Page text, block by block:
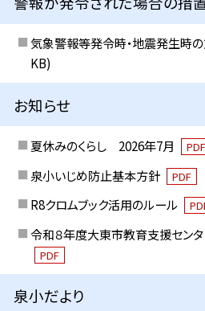
気象警報等発令時・地震発生時
KB)
お知らせ
夏休みのくらし 2026年7月 PDF
泉小いじめ防止基本方針
PDF
R8クロムブック活用のルール
令和８年度大東市教育支援セン
PDF
泉小だより